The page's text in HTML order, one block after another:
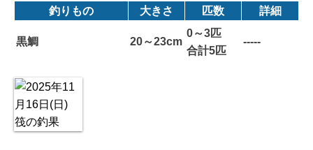
釣りもの 大きさ 匹数 詳細
黒鯛 20～23cm
0～3匹
合計5匹
-----